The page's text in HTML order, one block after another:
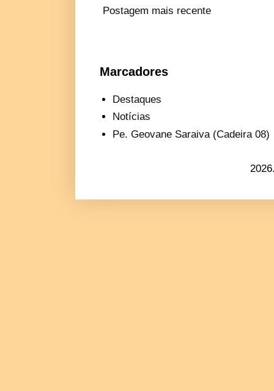
Postagem mais recente
Marcadores
Destaques
Notícias
Pe. Geovane Saraiva (Cadeira 08)